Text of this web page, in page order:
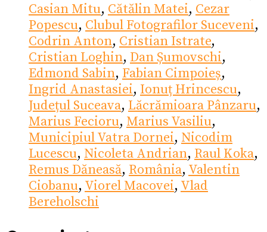
Casian Mitu, Cătălin Matei, Cezar
Popescu, Clubul Fotografilor Suceveni,
Codrin Anton, Cristian Istrate,
Cristian Loghin, Dan Șumovschi,
Edmond Sabin, Fabian Cimpoieș,
Ingrid Anastasiei, Ionuț Hrincescu,
Județul Suceava, Lăcrămioara Pânzaru,
Marius Fecioru, Marius Vasiliu,
Municipiul Vatra Dornei, Nicodim
Lucescu, Nicoleta Andrian, Raul Koka,
Remus Dăneasă, România, Valentin
Ciobanu, Viorel Macovei, Vlad
Bereholschi